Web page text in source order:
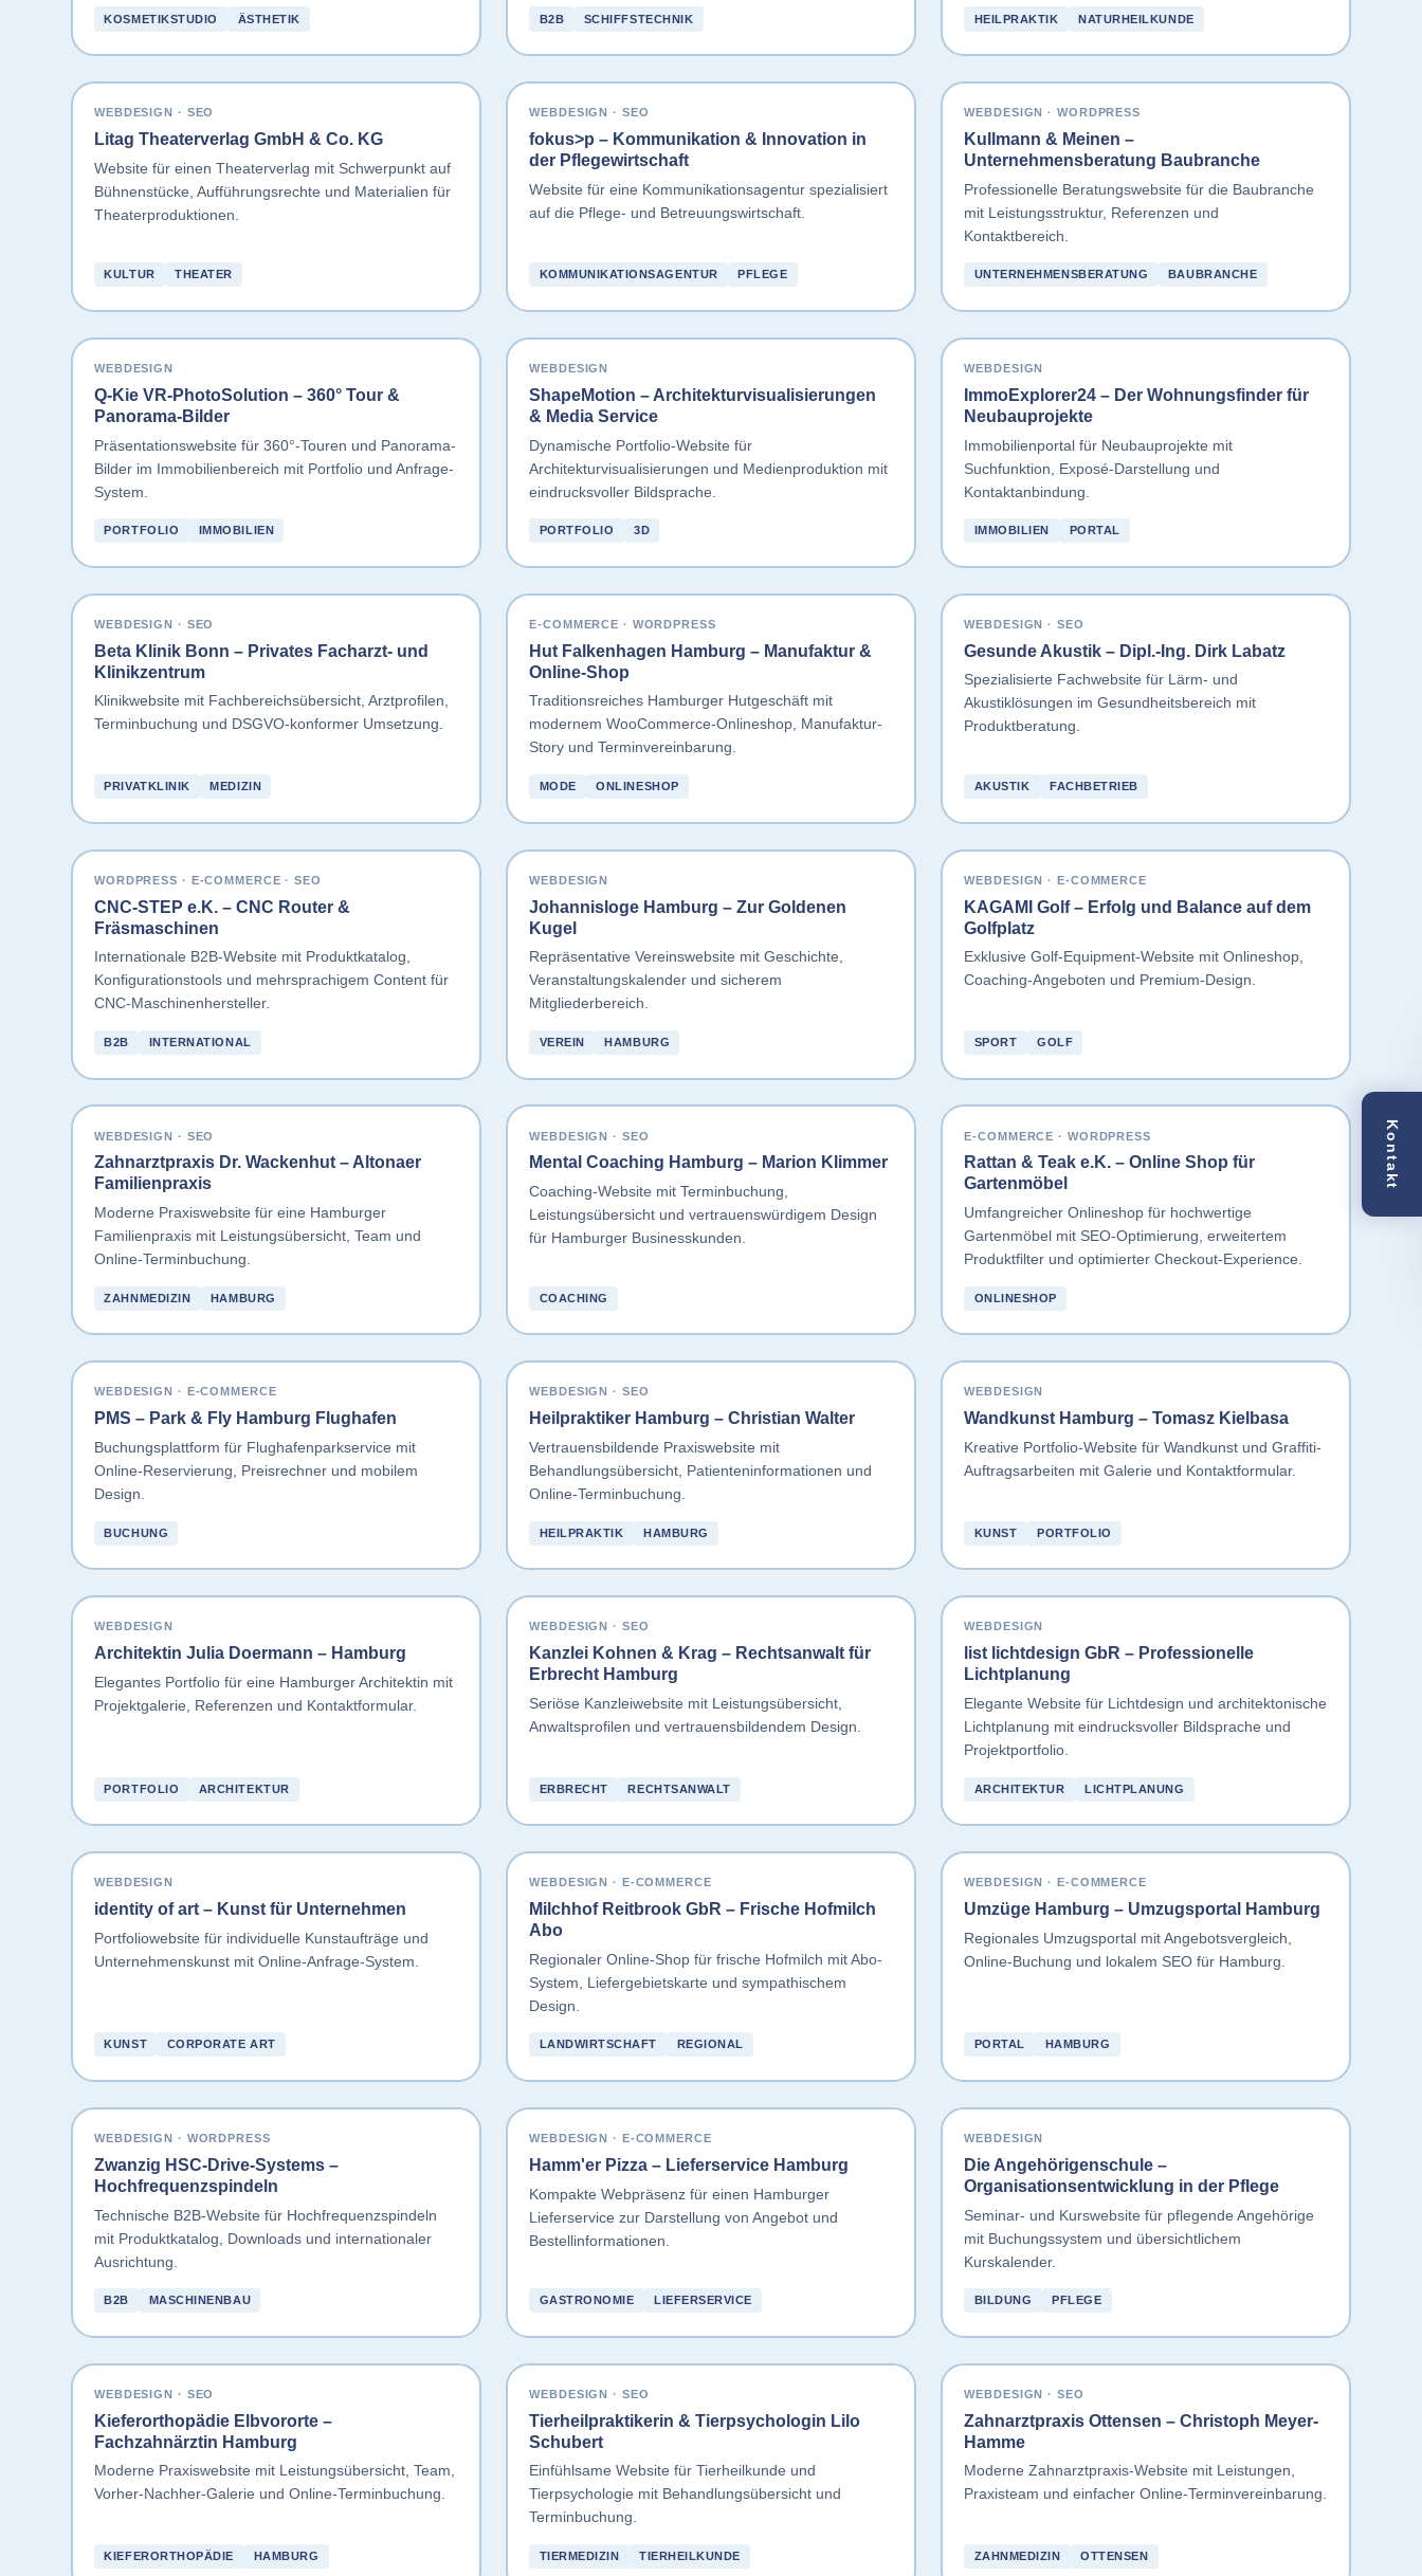
Kontakt
KOSMETIKSTUDIO ÄSTHETIK B2B SCHIFFSTECHNIK HEILPRAKTIK NATURHEILKUNDE
WEBDESIGN · SEO
Litag Theaterverlag GmbH & Co. KG
Website für einen Theaterverlag mit Schwerpunkt auf
Bühnenstücke, Aufführungsrechte und Materialien für
Theaterproduktionen.
KULTUR THEATER
WEBDESIGN · SEO
fokus>p – Kommunikation & Innovation in
der Pflegewirtschaft
Website für eine Kommunikationsagentur spezialisiert
auf die Pflege- und Betreuungswirtschaft.
KOMMUNIKATIONSAGENTUR PFLEGE
WEBDESIGN · WORDPRESS
Kullmann & Meinen –
Unternehmensberatung Baubranche
Professionelle Beratungswebsite für die Baubranche
mit Leistungsstruktur, Referenzen und
Kontaktbereich.
UNTERNEHMENSBERATUNG BAUBRANCHE
WEBDESIGN
Q-Kie VR-PhotoSolution – 360° Tour &
Panorama-Bilder
Präsentationswebsite für 360°-Touren und Panorama-
Bilder im Immobilienbereich mit Portfolio und Anfrage-
System.
PORTFOLIO IMMOBILIEN
WEBDESIGN
ShapeMotion – Architekturvisualisierungen
& Media Service
Dynamische Portfolio-Website für
Architekturvisualisierungen und Medienproduktion mit
eindrucksvoller Bildsprache.
PORTFOLIO 3D
WEBDESIGN
ImmoExplorer24 – Der Wohnungsfinder für
Neubauprojekte
Immobilienportal für Neubauprojekte mit
Suchfunktion, Exposé-Darstellung und
Kontaktanbindung.
IMMOBILIEN PORTAL
WEBDESIGN · SEO
Beta Klinik Bonn – Privates Facharzt- und
Klinikzentrum
Klinikwebsite mit Fachbereichsübersicht, Arztprofilen,
Terminbuchung und DSGVO-konformer Umsetzung.
PRIVATKLINIK MEDIZIN
E-COMMERCE · WORDPRESS
Hut Falkenhagen Hamburg – Manufaktur &
Online-Shop
Traditionsreiches Hamburger Hutgeschäft mit
modernem WooCommerce-Onlineshop, Manufaktur-
Story und Terminvereinbarung.
MODE ONLINESHOP
WEBDESIGN · SEO
Gesunde Akustik – Dipl.-Ing. Dirk Labatz
Spezialisierte Fachwebsite für Lärm- und
Akustiklösungen im Gesundheitsbereich mit
Produktberatung.
AKUSTIK FACHBETRIEB
WORDPRESS · E-COMMERCE · SEO
CNC-STEP e.K. – CNC Router &
Fräsmaschinen
Internationale B2B-Website mit Produktkatalog,
Konfigurationstools und mehrsprachigem Content für
CNC-Maschinenhersteller.
B2B INTERNATIONAL
WEBDESIGN
Johannisloge Hamburg – Zur Goldenen
Kugel
Repräsentative Vereinswebsite mit Geschichte,
Veranstaltungskalender und sicherem
Mitgliederbereich.
VEREIN HAMBURG
WEBDESIGN · E-COMMERCE
KAGAMI Golf – Erfolg und Balance auf dem
Golfplatz
Exklusive Golf-Equipment-Website mit Onlineshop,
Coaching-Angeboten und Premium-Design.
SPORT GOLF
WEBDESIGN · SEO
Zahnarztpraxis Dr. Wackenhut – Altonaer
Familienpraxis
Moderne Praxiswebsite für eine Hamburger
Familienpraxis mit Leistungsübersicht, Team und
Online-Terminbuchung.
ZAHNMEDIZIN HAMBURG
WEBDESIGN · SEO
Mental Coaching Hamburg – Marion Klimmer
Coaching-Website mit Terminbuchung,
Leistungsübersicht und vertrauenswürdigem Design
für Hamburger Businesskunden.
COACHING
E-COMMERCE · WORDPRESS
Rattan & Teak e.K. – Online Shop für
Gartenmöbel
Umfangreicher Onlineshop für hochwertige
Gartenmöbel mit SEO-Optimierung, erweitertem
Produktfilter und optimierter Checkout-Experience.
ONLINESHOP
WEBDESIGN · E-COMMERCE
PMS – Park & Fly Hamburg Flughafen
Buchungsplattform für Flughafenparkservice mit
Online-Reservierung, Preisrechner und mobilem
Design.
BUCHUNG
WEBDESIGN · SEO
Heilpraktiker Hamburg – Christian Walter
Vertrauensbildende Praxiswebsite mit
Behandlungsübersicht, Patienteninformationen und
Online-Terminbuchung.
HEILPRAKTIK HAMBURG
WEBDESIGN
Wandkunst Hamburg – Tomasz Kielbasa
Kreative Portfolio-Website für Wandkunst und Graffiti-
Auftragsarbeiten mit Galerie und Kontaktformular.
KUNST PORTFOLIO
WEBDESIGN
Architektin Julia Doermann – Hamburg
Elegantes Portfolio für eine Hamburger Architektin mit
Projektgalerie, Referenzen und Kontaktformular.
PORTFOLIO ARCHITEKTUR
WEBDESIGN · SEO
Kanzlei Kohnen & Krag – Rechtsanwalt für
Erbrecht Hamburg
Seriöse Kanzleiwebsite mit Leistungsübersicht,
Anwaltsprofilen und vertrauensbildendem Design.
ERBRECHT RECHTSANWALT
WEBDESIGN
list lichtdesign GbR – Professionelle
Lichtplanung
Elegante Website für Lichtdesign und architektonische
Lichtplanung mit eindrucksvoller Bildsprache und
Projektportfolio.
ARCHITEKTUR LICHTPLANUNG
WEBDESIGN
identity of art – Kunst für Unternehmen
Portfoliowebsite für individuelle Kunstaufträge und
Unternehmenskunst mit Online-Anfrage-System.
KUNST CORPORATE ART
WEBDESIGN · E-COMMERCE
Milchhof Reitbrook GbR – Frische Hofmilch
Abo
Regionaler Online-Shop für frische Hofmilch mit Abo-
System, Liefergebietskarte und sympathischem
Design.
LANDWIRTSCHAFT REGIONAL
WEBDESIGN · E-COMMERCE
Umzüge Hamburg – Umzugsportal Hamburg
Regionales Umzugsportal mit Angebotsvergleich,
Online-Buchung und lokalem SEO für Hamburg.
PORTAL HAMBURG
WEBDESIGN · WORDPRESS
Zwanzig HSC-Drive-Systems –
Hochfrequenzspindeln
Technische B2B-Website für Hochfrequenzspindeln
mit Produktkatalog, Downloads und internationaler
Ausrichtung.
B2B MASCHINENBAU
WEBDESIGN · E-COMMERCE
Hamm'er Pizza – Lieferservice Hamburg
Kompakte Webpräsenz für einen Hamburger
Lieferservice zur Darstellung von Angebot und
Bestellinformationen.
GASTRONOMIE LIEFERSERVICE
WEBDESIGN
Die Angehörigenschule –
Organisationsentwicklung in der Pflege
Seminar- und Kurswebsite für pflegende Angehörige
mit Buchungssystem und übersichtlichem
Kurskalender.
BILDUNG PFLEGE
WEBDESIGN · SEO
Kieferorthopädie Elbvororte –
Fachzahnärztin Hamburg
Moderne Praxiswebsite mit Leistungsübersicht, Team,
Vorher-Nachher-Galerie und Online-Terminbuchung.
KIEFERORTHOPÄDIE HAMBURG
WEBDESIGN · SEO
Tierheilpraktikerin & Tierpsychologin Lilo
Schubert
Einfühlsame Website für Tierheilkunde und
Tierpsychologie mit Behandlungsübersicht und
Terminbuchung.
TIERMEDIZIN TIERHEILKUNDE
WEBDESIGN · SEO
Zahnarztpraxis Ottensen – Christoph Meyer-
Hamme
Moderne Zahnarztpraxis-Website mit Leistungen,
Praxisteam und einfacher Online-Terminvereinbarung.
ZAHNMEDIZIN OTTENSEN